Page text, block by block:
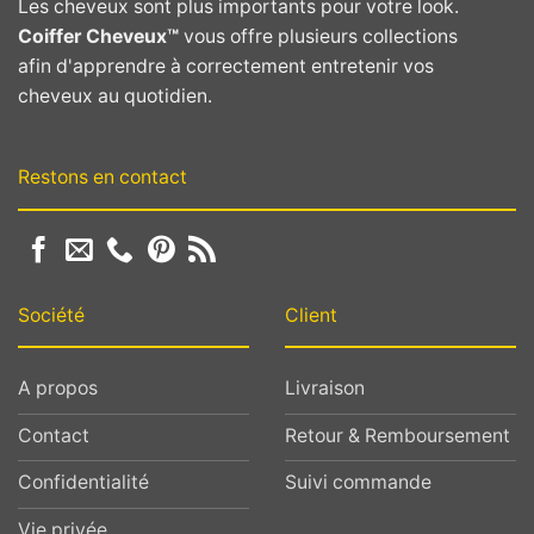
Les cheveux sont plus importants pour votre look.
Coiffer Cheveux™ vous offre plusieurs collections
afin d'apprendre à correctement entretenir vos
cheveux au quotidien.
Société
A propos
Contact
Confidentialité
Client
Livraison
Retour & Remboursement
Suivi commande
Restons en contact